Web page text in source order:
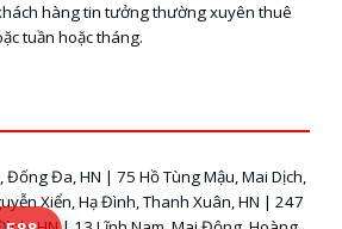
hàng tin tưởng thường xuyên thuê
tuần hoặc tháng.
Đống Đa, HN | 75 Hồ Tùng Mậu, Mai Dịch,
Xiển, Hạ Đình, Thanh Xuân, HN | 247